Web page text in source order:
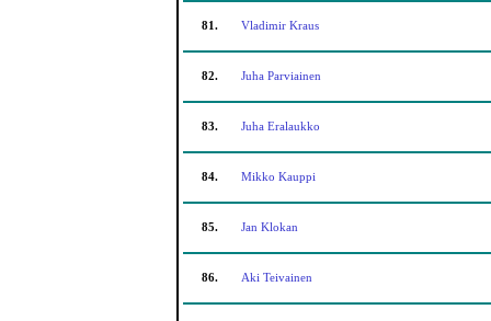
81. Vladimir Kraus
82. Juha Parviainen
83. Juha Eralaukko
84. Mikko Kauppi
85. Jan Klokan
86. Aki Teivainen